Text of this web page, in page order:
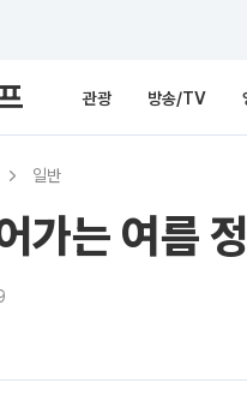
관광 방송/TV
일반
가는 여름